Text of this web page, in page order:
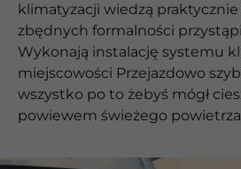
klimatyzacji wiedzą
zbędnych formalności
Wykonają instalację systemu
miejscowości Przejazdowo
wszystko po to żebyś mógł
powiewem świeżego